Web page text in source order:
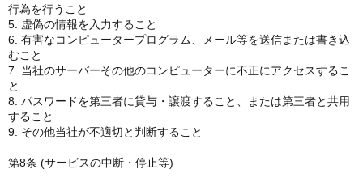
行為を行うこと
5. 虚偽の情報を入力すること
6. 有害なコンピュータープログラム、メール等を送信または書き込
むこと
7. 当社のサーバーその他のコンピューターに不正にアクセスするこ
と
8. パスワードを第三者に貸与・譲渡すること、または第三者と共用
すること
9. その他当社が不適切と判断すること
第8条 (サービスの中断・停止等)